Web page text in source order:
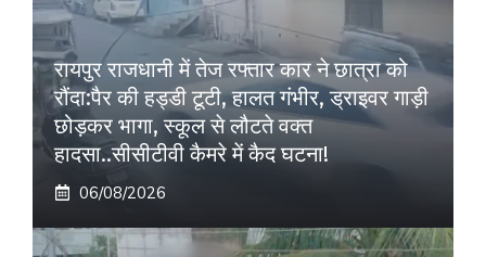
रायपुर राजधानी में तेज रफ्तार कार ने छात्रा को
रौंदा:पैर की हड्डी टूटी, हालत गंभीर, ड्राइवर गाड़ी
छोड़कर भागा, स्कूल से लौटते वक्त
हादसा..सीसीटीवी कैमरे में कैद घटना!
06/08/2026